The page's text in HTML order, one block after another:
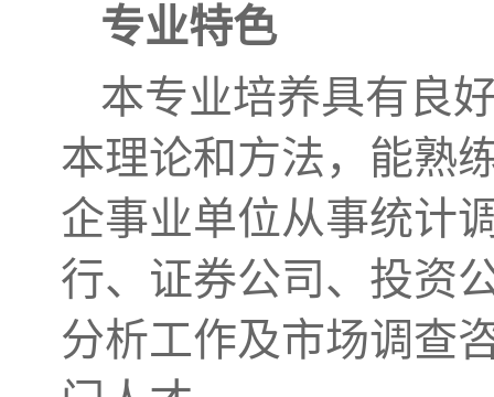
专业特色
本专业培养具有良
本理论和方法，能熟
企事业单位从事统计
行、证券公司、投资
分析工作及市场调查